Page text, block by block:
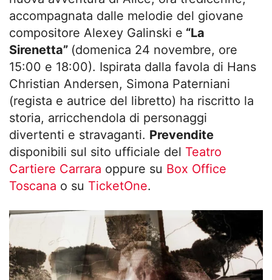
accompagnata dalle melodie del giovane
compositore Alexey Galinski e “La
Sirenetta” (domenica 24 novembre, ore
15:00 e 18:00). Ispirata dalla favola di Hans
Christian Andersen, Simona Paterniani
(regista e autrice del libretto) ha riscritto la
storia, arricchendola di personaggi
divertenti e stravaganti. Prevendite
disponibili sul sito ufficiale del Teatro
Cartiere Carrara oppure su Box Office
Toscana o su TicketOne.